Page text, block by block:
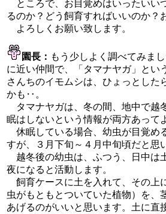
ところで、お目覚めはいったいい
るのか？どう飼育すればいいのか？
よろしくお願い致します。
園長： もう少しよく調べてみま
に近い仲間で、「タマナヤガ」とい
さんちのイモムシは、ひょっとした
かも‥。
タマナヤガは、冬の間、地中で越
眠はしないという情報が両方あって
休眠している場合、幼虫が目覚め
すが、３月下旬～４月中旬頃だと思
越冬後の幼虫は、ふつう、日中は
夜になると活動します。
飼育ケースに土を入れて、その上
虫がもともとついていた植物）を、
あげるのがいいと思います。土に直